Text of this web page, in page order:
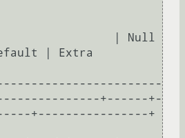
| Null
| Extra
+------+-
+----------------+